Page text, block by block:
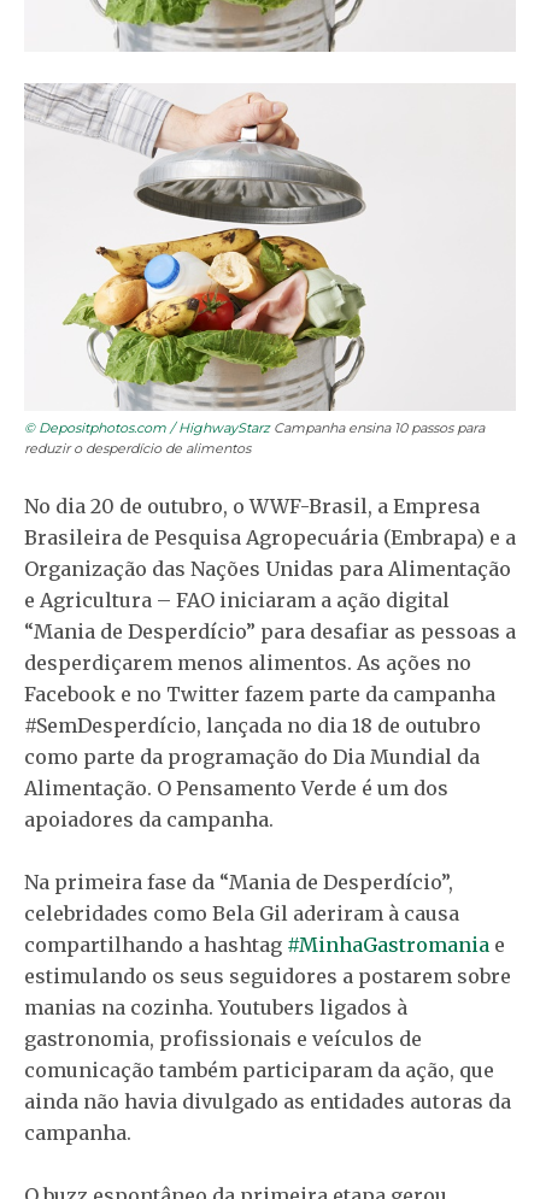
© Depositphotos.com / HighwayStarzCampanha ensina 10 passos para
reduzir o desperdício de alimentos
No dia 20 de outubro, o WWF-Brasil, a Empresa
Brasileira de Pesquisa Agropecuária (Embrapa) e a
Organização das Nações Unidas para Alimentação
e Agricultura – FAO iniciaram a ação digital
“Mania de Desperdício” para desafiar as pessoas a
desperdiçarem menos alimentos. As ações no
Facebook e no Twitter fazem parte da campanha
#SemDesperdício, lançada no dia 18 de outubro
como parte da programação do Dia Mundial da
Alimentação. O Pensamento Verde é um dos
apoiadores da campanha.
Na primeira fase da “Mania de Desperdício”,
celebridades como Bela Gil aderiram à causa
compartilhando a hashtag #MinhaGastromania e
estimulando os seus seguidores a postarem sobre
manias na cozinha. Youtubers ligados à
gastronomia, profissionais e veículos de
comunicação também participaram da ação, que
ainda não havia divulgado as entidades autoras da
campanha.